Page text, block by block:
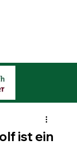
ist ein